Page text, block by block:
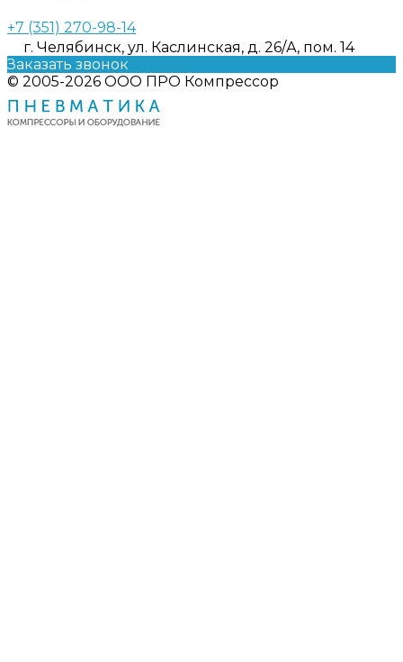
+7 (351) 270-98-14
г. Челябинск, ул. Каслинская, д. 26/А, пом. 14
Заказать звонок
© 2005-2026 ООО ПРО Компрессор